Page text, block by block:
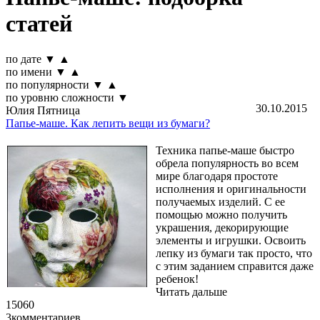
статей
по дате ▼
▲
по имени ▼
▲
по популярности ▼
▲
по уровню сложности ▼
30.10.2015
Юлия Пятница
Папье-маше. Как лепить вещи из бумаги?
Техника папье-маше быстро
обрела популярность во всем
мире благодаря простоте
исполнения и оригинальности
получаемых изделий. С ее
помощью можно получить
украшения, декорирующие
элементы и игрушки. Освоить
лепку из бумаги так просто, что
с этим заданием справится даже
ребенок!
Читать дальше
15060
3комментариев